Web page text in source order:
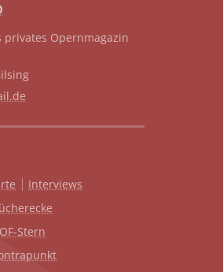
privates Opernmagazin
Interviews
Stern